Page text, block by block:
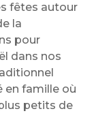
fêtes autour
la
pour
dans nos
en famille où
petits de